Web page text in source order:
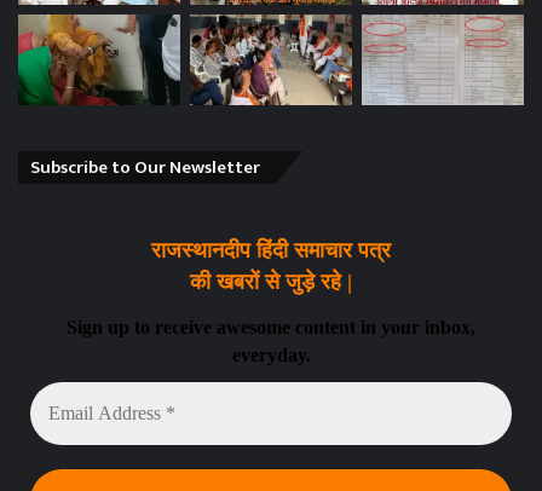
Subscribe to Our Newsletter
राजस्थानदीप हिंदी समाचार पत्र
की खबरों से जुड़े रहे |
Sign up to receive awesome content in your inbox,
everyday.
Email
Address
*